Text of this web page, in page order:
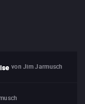
von Jim Jarmusch